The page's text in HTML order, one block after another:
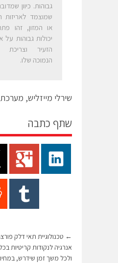
גבוהות. כיוון
שמוצמד לאריזות
או המזון, זהו
יכולות גבוהות על
הזעיר וצריכת
הנמוכה שלו.
שירלי מייזליש,
שתף כתבה
← טכנולוגיית תאי דלק
אנרגיה לנקודות קריטיות
ולכל משך זמן שידרש,